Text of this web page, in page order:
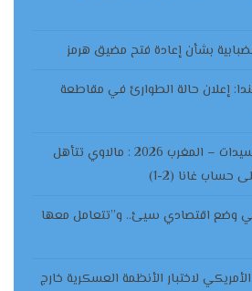
بشأن إعادة فتح مضيق هرمز
إعلان حالة الطوارئ في مقاطعة
كأس أمم إفريقيا للسيدات – المغرب 2026 : مالاوي تتأهل
غانا (2-1)
في وضع اقتصادي سيئ.. و”تتعامل معها
لاختبار الأنظمة العسكرية خارج